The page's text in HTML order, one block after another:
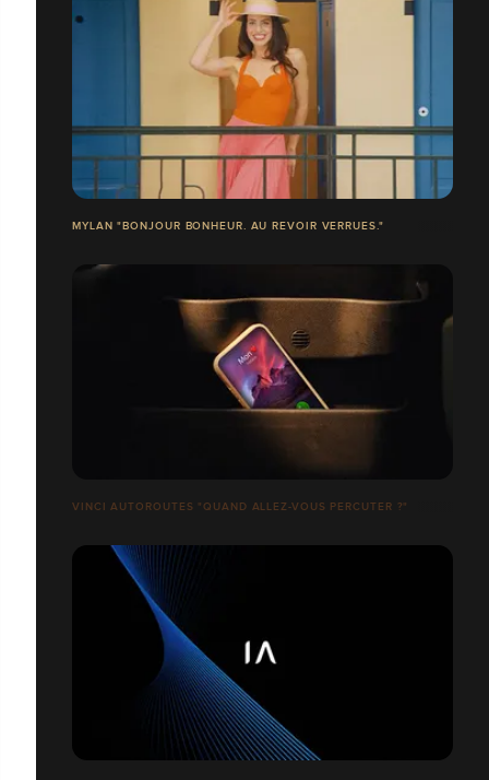
MYLAN "BONJOUR BONHEUR. AU REVOIR VERRUES."
VINCI AUTOROUTES "QUAND ALLEZ-VOUS PERCUTER ?"